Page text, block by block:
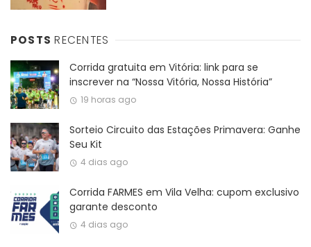
POSTSRECENTES
Corrida gratuita em Vitória: link para se
inscrever na “Nossa Vitória, Nossa História”
19 horas ago
Sorteio Circuito das Estações Primavera: Ganhe
Seu Kit
4 dias ago
Corrida FARMES em Vila Velha: cupom exclusivo
garante desconto
4 dias ago